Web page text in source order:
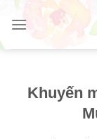
Skip
content
Khuyến